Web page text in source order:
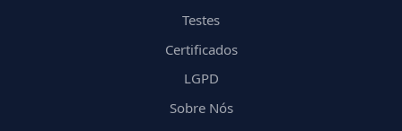
Testes
Certificados
LGPD
Sobre Nós